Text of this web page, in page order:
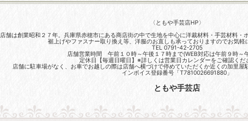
〈ともや手芸店HP〉
店舗は創業昭和２７年。兵庫県赤穂市にある商店街の中で生地を中心に洋裁材料・手芸材料・
裾上げやファスナー取り換え等、洋服のお直しも承っておりますのでお気軽
TEL 0791-42-2705
店舗営業時間 午前１０時～午後１７時まで(WEB対応は午前９時～
定休日【毎週日曜日】※詳しくは営業日カレンダーをご確認くだ
店舗に駐車場がなく、お車でお越しの際は店舗へ横づけで停めていただくか近くの加里屋
インボイス登録番号「T7810026691880」
ともや手芸店